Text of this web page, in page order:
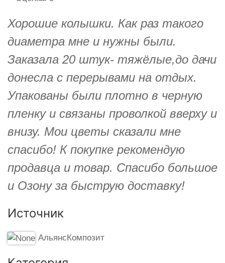
Хорошие колышки. Как раз такого
диаметра мне и нужны были.
Заказала 20 штук- тяжёлые,до дачи
донесла с перерывами на отдых.
Упакованы были плотно в черную
пленку и связаны проволкой вверху и
внизу. Мои цветы сказали мне
спасибо! К покупке рекомендую
продавца и товар. Спасибо большое
и Озону за быструю доставку!
Источник
АльянсКомпозит